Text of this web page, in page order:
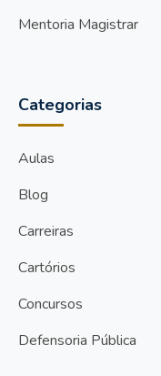
Mentoria Magistrar
Categorias
Aulas
Blog
Carreiras
Cartórios
Concursos
Defensoria Pública